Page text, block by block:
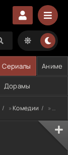
Сериалы Аниме
Дорамы
»Комедии » Мне нет 18